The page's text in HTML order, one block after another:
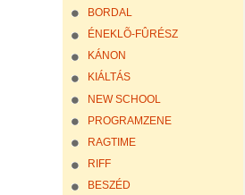
BORDAL
ÉNEKLÕ-FÛRÉSZ
KÁNON
KIÁLTÁS
NEW SCHOOL
PROGRAMZENE
RAGTIME
RIFF
BESZÉD